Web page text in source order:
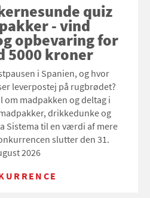
quiz
- vind
opbevaring for
5000 kroner
i Spanien, og hvor
leverpostej på rugbrødet?
om madpakken og deltag i
drikkedunke og
Sistema til en værdi af mere
slutter den 31.
2026